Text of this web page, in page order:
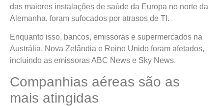
das maiores instalações de saúde da Europa no norte da
Alemanha, foram sufocados por atrasos de TI.
Enquanto isso, bancos, emissoras e supermercados na
Austrália, Nova Zelândia e Reino Unido foram afetados,
incluindo as emissoras ABC News e Sky News.
Companhias aéreas são as
mais atingidas